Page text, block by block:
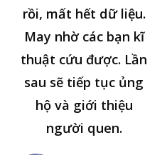
rồi, mất hết dữ liệu.
May nhờ các bạn kĩ
thuật cứu được. Lần
sau sẽ tiếp tục ủng
hộ và giới thiệu
người quen.